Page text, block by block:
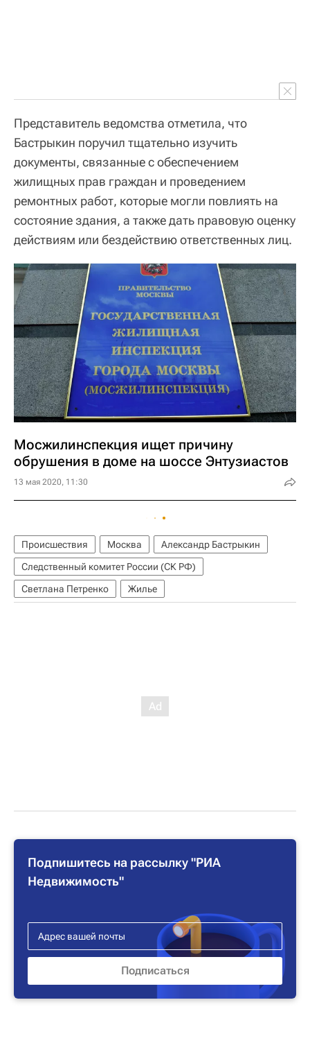
Представитель ведомства отметила, что
Бастрыкин поручил тщательно изучить
документы, связанные с обеспечением
жилищных прав граждан и проведением
ремонтных работ, которые могли повлиять на
состояние здания, а также дать правовую оценку
действиям или бездействию ответственных лиц.
Мосжилинспекция ищет причину
обрушения в доме на шоссе Энтузиастов
13 мая 2020, 11:30
Происшествия Москва
Александр Бастрыкин
Следственный комитет России (СК РФ)
Светлана Петренко
Жилье
Подпишитесь на рассылку "РИА
Недвижимость"